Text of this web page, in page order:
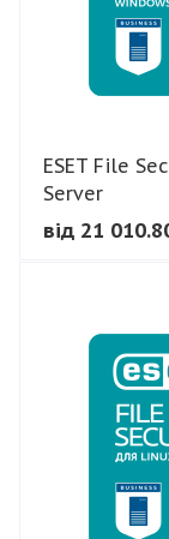
ESET File
Server
від 21